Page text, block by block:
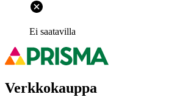
Ei saatavilla
Verkkokauppa